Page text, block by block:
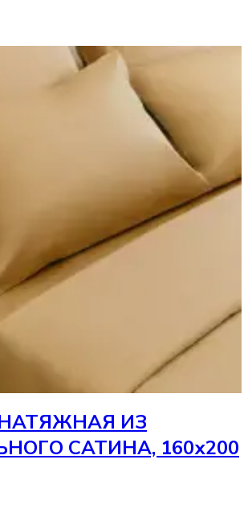
ИЗ
САТИНА, 160х200